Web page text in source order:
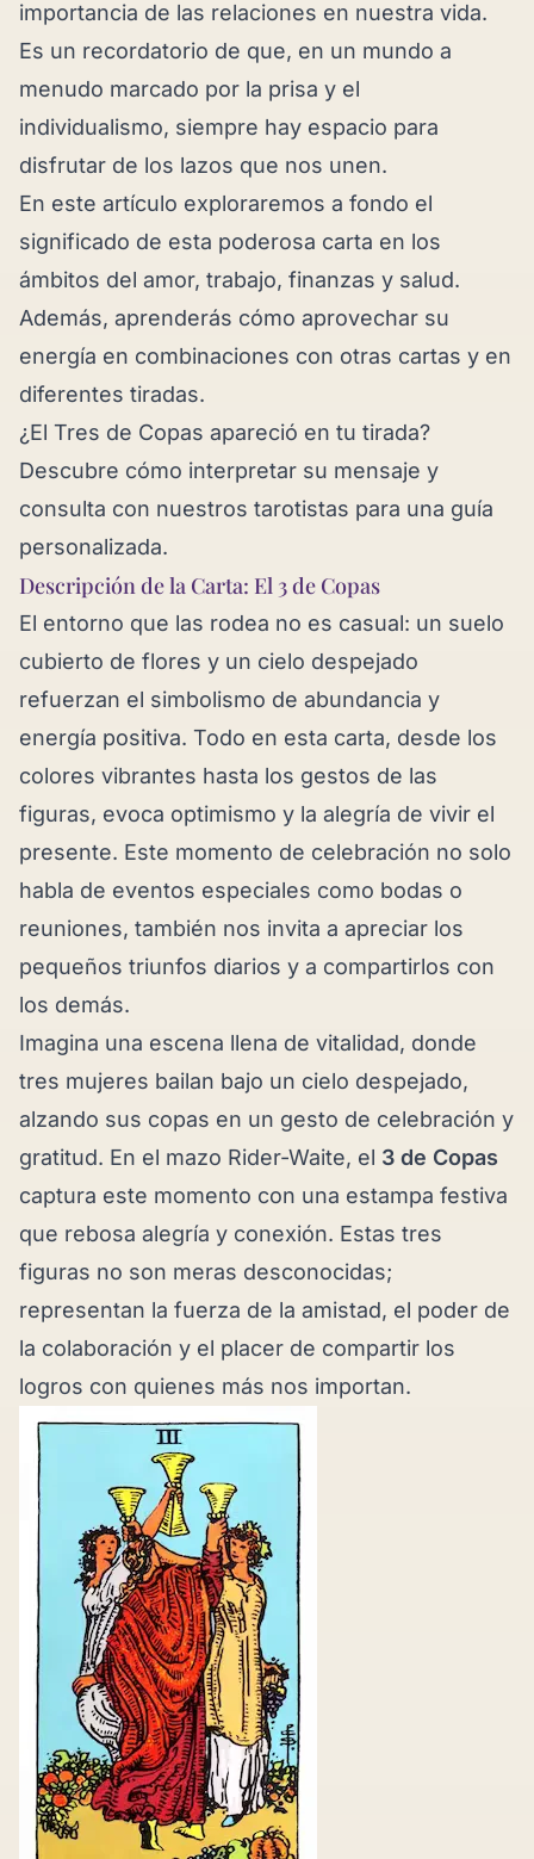
importancia de las relaciones en nuestra vida.
Es un recordatorio de que, en un mundo a
menudo marcado por la prisa y el
individualismo, siempre hay espacio para
disfrutar de los lazos que nos unen.
En este artículo exploraremos a fondo el
significado de esta poderosa carta en los
ámbitos del amor, trabajo, finanzas y salud.
Además, aprenderás cómo aprovechar su
energía en combinaciones con otras cartas y en
diferentes tiradas.
¿El Tres de Copas apareció en tu tirada?
Descubre cómo interpretar su mensaje y
consulta con nuestros tarotistas para una guía
personalizada.
Descripción de la Carta: El 3 de Copas
El entorno que las rodea no es casual: un suelo
cubierto de flores y un cielo despejado
refuerzan el simbolismo de abundancia y
energía positiva. Todo en esta carta, desde los
colores vibrantes hasta los gestos de las
figuras, evoca optimismo y la alegría de vivir el
presente. Este momento de celebración no solo
habla de eventos especiales como bodas o
reuniones, también nos invita a apreciar los
pequeños triunfos diarios y a compartirlos con
los demás.
Imagina una escena llena de vitalidad, donde
tres mujeres bailan bajo un cielo despejado,
alzando sus copas en un gesto de celebración y
gratitud. En el mazo Rider-Waite, el 3 de Copas
captura este momento con una estampa festiva
que rebosa alegría y conexión. Estas tres
figuras no son meras desconocidas;
representan la fuerza de la amistad, el poder de
la colaboración y el placer de compartir los
logros con quienes más nos importan.